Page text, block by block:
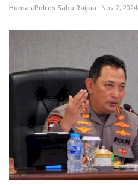
Humas Polres Sabu Raijua Nov 2, 2024